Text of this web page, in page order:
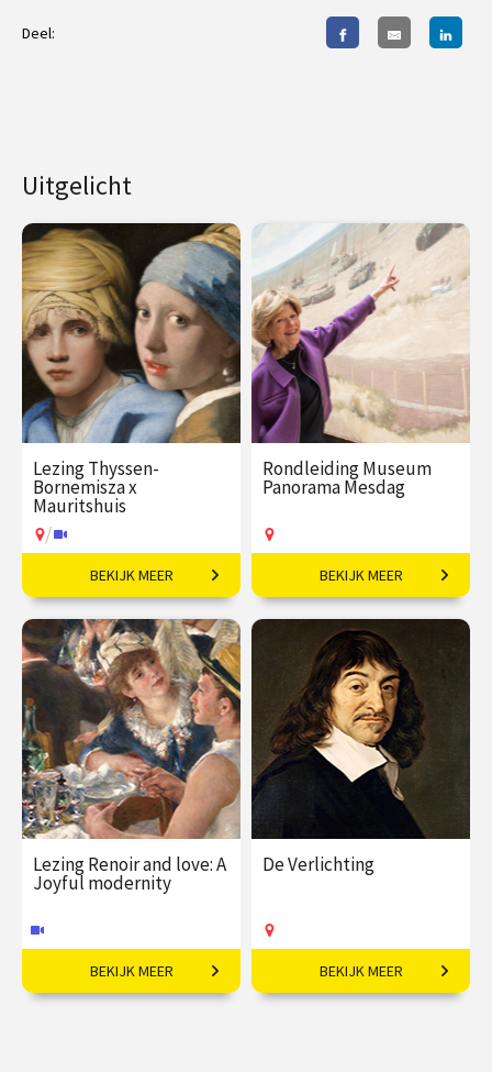
Deel:
Uitgelicht
Lezing Thyssen-
Bornemisza x
Mauritshuis​
/
Meesterwerken uit
Madrid.
€ 19,50
vanaf 23
okt
/ Op locatie of online
BEKIJK MEER
Rondleiding Museum
Panorama Mesdag
Exclusief kijkje achter de
schermen!
€ 27,50
vanaf 01
sep
Op locatie
BEKIJK MEER
Lezing Renoir and love: A
Joyful modernity
Impressionist met
fascinatie voor de mens.
BEKIJK MEER
De Verlichting
De opkomst van
wetenschap en kritisch
BEKIJK MEER